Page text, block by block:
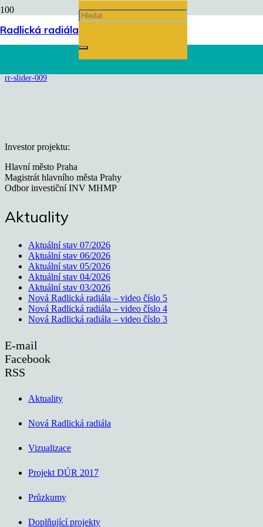
Radlická radiála
rr-slider-009
rr-slider-009
Investor projektu:
Hlavní město Praha
Magistrát hlavního města Prahy
Odbor investiční INV MHMP
Aktuality
Aktuální stav 07/2026
Aktuální stav 06/2026
Aktuální stav 05/2026
Aktuální stav 04/2026
Aktuální stav 03/2026
Nová Radlická radiála – video číslo 5
Nová Radlická radiála – video číslo 4
Nová Radlická radiála – video číslo 3
E-mail
Facebook
RSS
Aktuality
Nová Radlická radiála
Vizualizace
Projekt DÚR 2017
Průzkumy
Doplňující projekty